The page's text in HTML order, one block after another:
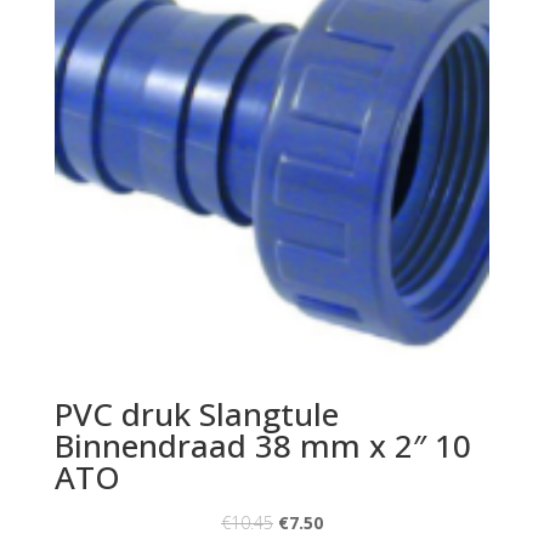
PVC druk Slangtule
Binnendraad 38 mm x 2″ 10
ATO
€10.45 €7.50